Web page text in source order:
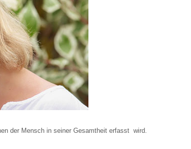
der Mensch in seiner Gesamtheit erfasst wird.